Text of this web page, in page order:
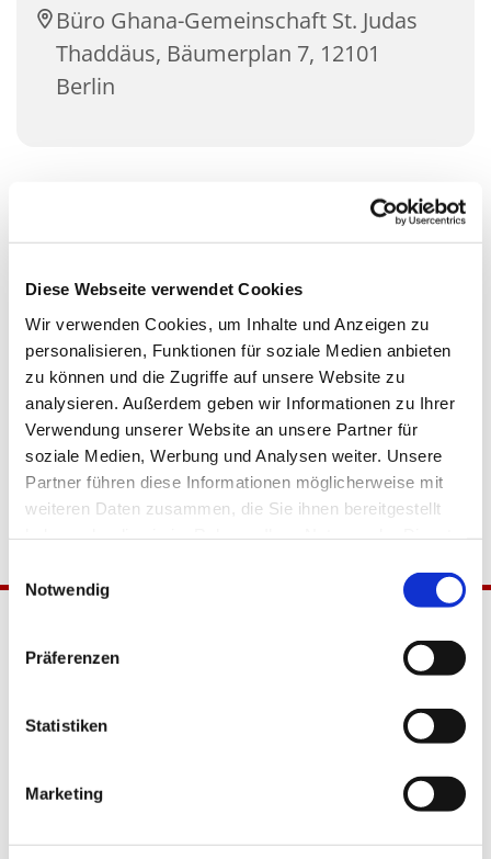
Diese Webseite verwendet Cookies
Wir verwenden Cookies, um Inhalte und Anzeigen zu
personalisieren, Funktionen für soziale Medien anbieten
zu können und die Zugriffe auf unsere Website zu
analysieren. Außerdem geben wir Informationen zu Ihrer
Verwendung unserer Website an unsere Partner für
soziale Medien, Werbung und Analysen weiter. Unsere
Partner führen diese Informationen möglicherweise mit
weiteren Daten zusammen, die Sie ihnen bereitgestellt
Notwendig
Präferenzen
Statistiken
Marketing
Büro Ghana-Gemeinschaft St. Judas
Thaddäus, Bäumerplan 7, 12101
Berlin
Katholische Kirchengemeinde
Pfarrei Hl. Johannes XXIII.
Tempelhof-Buckow